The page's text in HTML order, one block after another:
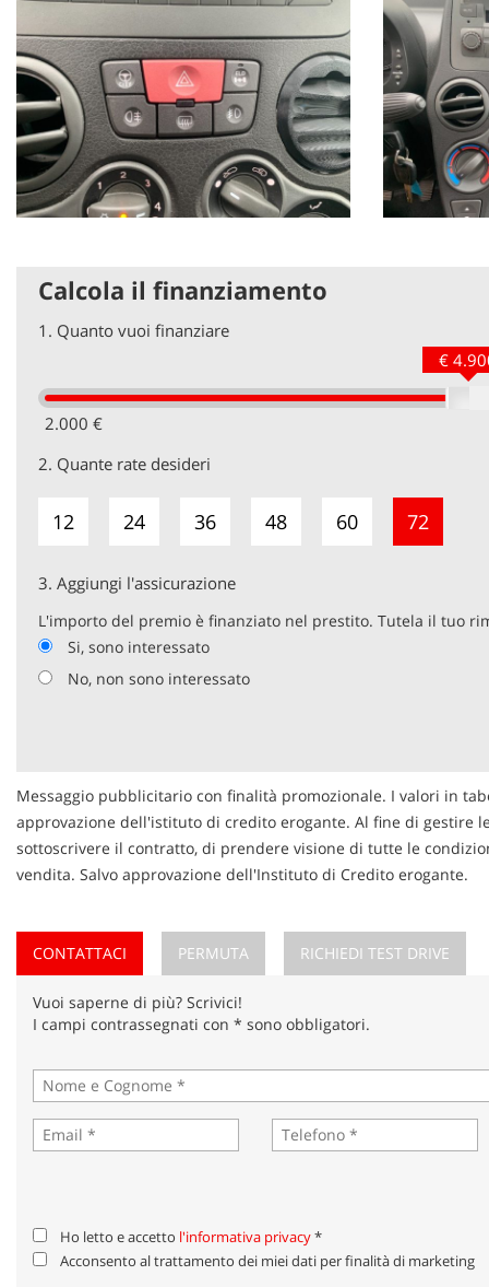
Calcola il finanziamento
1. Quanto vuoi finanziare
2.000 €
€
2. Quante rate desideri
12 24 36 48 60 72
3. Aggiungi l'assicurazione
L'importo del premio è finanziato nel prestito. Tutela il tuo
Si, sono interessato
No, non sono interessato
Messaggio pubblicitario con finalità promozionale. I valori in
approvazione dell'istituto di credito erogante. Al fine di gestire
sottoscrivere il contratto, di prendere visione di tutte le
vendita. Salvo approvazione dell'Instituto di Credito erogante.
CONTATTACI PERMUTA RICHIEDI TEST DRIVE
Vuoi saperne di più? Scrivici!
I campi contrassegnati con * sono obbligatori.
Ho letto e accetto l'informativa privacy*
Acconsento al trattamento dei miei dati per finalità di marketing